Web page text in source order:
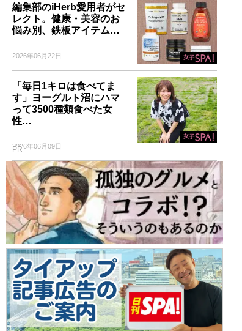
編集部のiHerb愛用者がセ
レクト。健康・美容のお
悩み別、鉄板アイテム…
2026年06月22日
「毎日1キロは食べてま
す」ヨーグルト沼にハマ
って3500種類食べた女
性…
2026年06月09日
PR